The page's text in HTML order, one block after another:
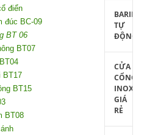
điển
đúc BC-09
BT 06
BT07
BT17
BT15
BT08
BARIE
TỰ
ĐỘNG
CỬA
CỔNG
INOX
GIÁ
RẺ